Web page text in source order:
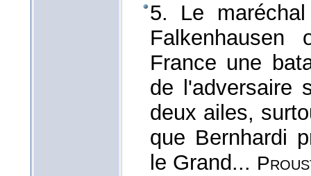
5. Le
France une
de l'adversaire
deux ailes,
que Bernhardi
le Grand...